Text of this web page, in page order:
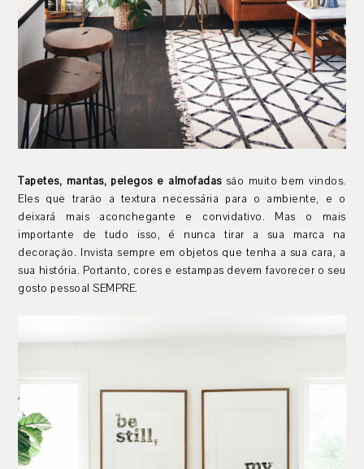
Tapetes, mantas, pelegos e almofadassão muito bem vindos.
Eles que trarão a textura necessária para o ambiente, e o
deixará mais aconchegante e convidativo. Mas o mais
importante de tudo isso, é nunca tirar a sua marca na
decoração. Invista sempre em objetos que tenha a sua cara, a
sua história. Portanto, cores e estampas devem favorecer o seu
gosto pessoal SEMPRE.